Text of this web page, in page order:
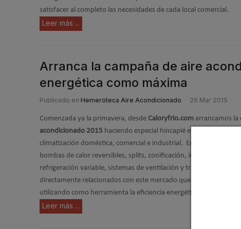
satisfacer al completo las necesidades de cada local comercial.
Leer más ...
Arranca la campaña de aire
energética como máxima
Publicado en Hemeroteca Aire Acondicionado 26 Mar 2015
Comenzada ya la primavera, desde Caloryfrio.com arrancamos la
acondicionado 2015 haciendo especial hincapié en divulgar las
climatización doméstica, comercial e industrial. Empezamos a
bombas de calor reversibles, splits, zonificación, instalaciones de
refrigeración variable, sistemas de ventilación y tratamiento de
directamente relacionados con este mercado que trabaja cada
utilizando como herramienta la eficiencia energética y el
Leer más ...